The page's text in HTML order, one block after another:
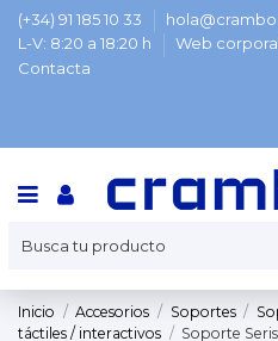
(+34) 91 185 10 33
L-V: 8:20 a 18:20 h
Web
Contacta
Inicio Accesorios Soportes
táctiles / interactivos
Soporte